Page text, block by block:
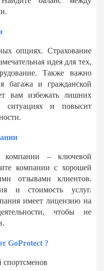
опциях. Страхование
идея для тех,
Также важно
багажа и гражданской
вам избежать лишних
ситуациях и повысит
компании – ключевой
компании с хорошей
отзывами клиентов.
и стоимость услуг.
имеет лицензию на
чтобы не
GoProtect ?
спортсменов